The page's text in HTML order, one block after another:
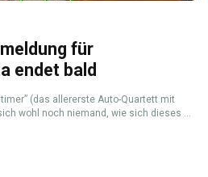
für
endet bald
(das allererste Auto-Quartett mit
wohl noch niemand, wie sich dieses ...